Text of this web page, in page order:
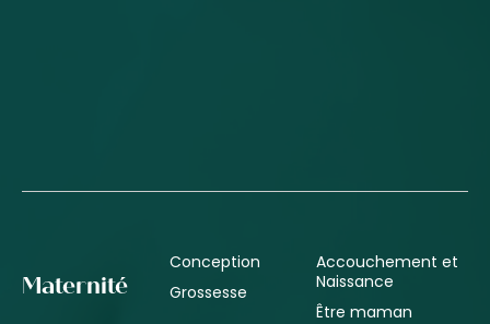
Maternité
Conception
Grossesse
Accouchement et
Naissance
Être maman